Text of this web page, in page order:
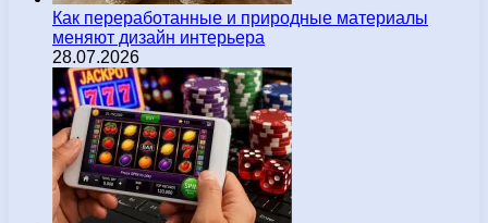
Как переработанные и природные материалы
меняют дизайн интерьера
28.07.2026